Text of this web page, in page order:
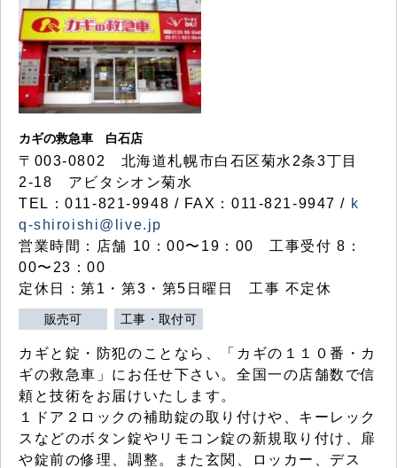
カギの救急車 白石店
〒003-0802 北海道札幌市白石区菊水2条3丁目
2-18 アビタシオン菊水
TEL：011-821-9948 / FAX：011-821-9947 / k
q-shiroishi@live.jp
営業時間：店舗 10：00〜19：00 工事受付 8：
00〜23：00
定休日：第1・第3・第5日曜日 工事 不定休
販売可 工事・取付可
カギと錠・防犯のことなら、「カギの１１０番・カ
ギの救急車」にお任せ下さい。全国一の店舗数で信
頼と技術をお届けいたします。
１ドア２ロックの補助錠の取り付けや、キーレック
スなどのボタン錠やリモコン錠の新規取り付け、扉
や錠前の修理、調整。また玄関、ロッカー、デス